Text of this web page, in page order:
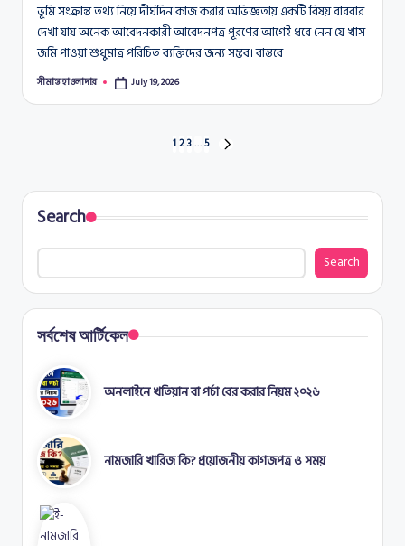
ভূমি সংক্রান্ত তথ্য নিয়ে দীর্ঘদিন কাজ করার অভিজ্ঞতায় একটি বিষয় বারবার
দেখা যায় অনেক আবেদনকারী আবেদনপত্র পূরণের আগেই ধরে নেন যে খাস
জমি পাওয়া শুধুমাত্র পরিচিত ব্যক্তিদের জন্য সম্ভব। বাস্তবে
Posted
সীমান্ত হাওলাদার July 19, 2026
pagination
123…5
Search
Search
সর্বশেষ আর্টিকেল
অনলাইনে খতিয়ান বা পর্চা বের করার নিয়ম ২০২৬
নামজারি খারিজ কি? প্রয়োজনীয় কাগজপত্র ও সময়